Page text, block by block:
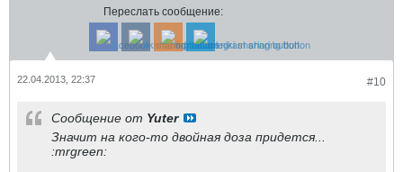
Переслать сообщение:
#10
22.04.2013, 22:37
Сообщение от Yuter
Значит на кого-то двойная доза придется...
:mrgreen: